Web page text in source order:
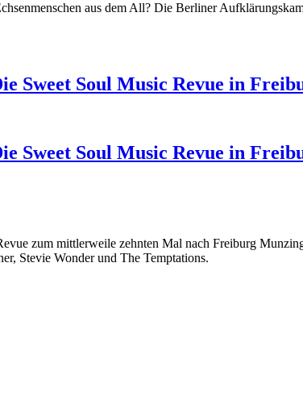
aus dem All? Die Berliner
Sweet Soul Music Revue in
Sweet Soul Music Revue in
zum mittlerweile zehnten Mal nach Freiburg
Stevie Wonder und The Temptations.